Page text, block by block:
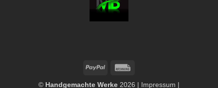
PayPal
© Handgemachte Werke 2026 | Impressum |